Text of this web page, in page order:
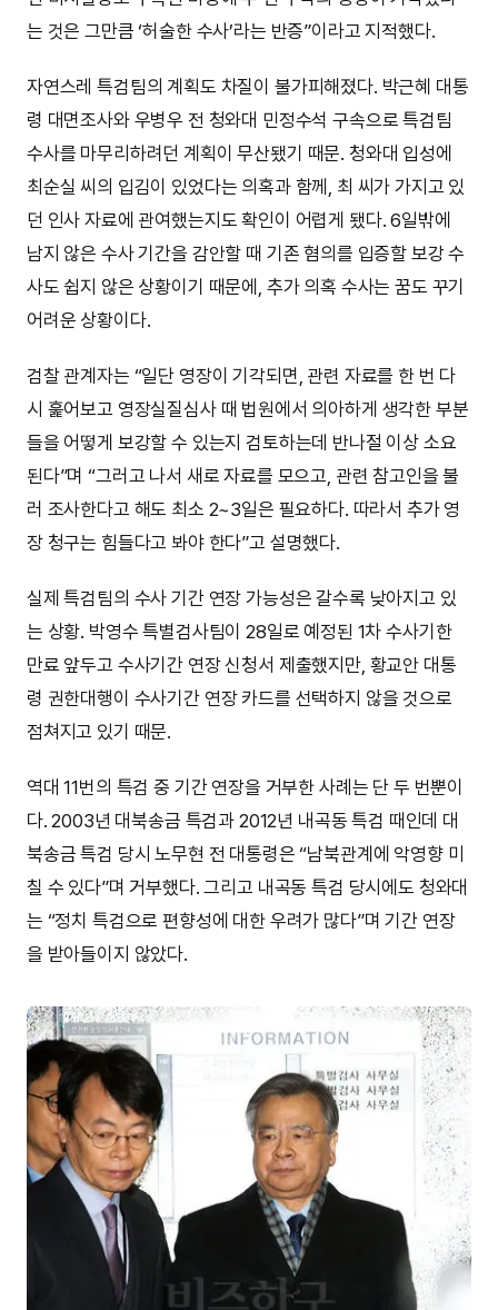
는 것은 그만큼 ‘허술한 수사’라는 반증”이라고 지적했다.
자연스레 특검팀의 계획도 차질이 불가피해졌다. 박근혜 대통
령 대면조사와 우병우 전 청와대 민정수석 구속으로 특검팀
수사를 마무리하려던 계획이 무산됐기 때문. 청와대 입성에
최순실 씨의 입김이 있었다는 의혹과 함께, 최 씨가 가지고 있
던 인사 자료에 관여했는지도 확인이 어렵게 됐다. 6일밖에
남지 않은 수사 기간을 감안할 때 기존 혐의를 입증할 보강 수
사도 쉽지 않은 상황이기 때문에, 추가 의혹 수사는 꿈도 꾸기
어려운 상황이다.
검찰 관계자는 “일단 영장이 기각되면, 관련 자료를 한 번 다
시 훑어보고 영장실질심사 때 법원에서 의아하게 생각한 부분
들을 어떻게 보강할 수 있는지 검토하는데 반나절 이상 소요
된다”며 “그러고 나서 새로 자료를 모으고, 관련 참고인을 불
러 조사한다고 해도 최소 2~3일은 필요하다. 따라서 추가 영
장 청구는 힘들다고 봐야 한다”고 설명했다.
실제 특검팀의 수사 기간 연장 가능성은 갈수록 낮아지고 있
는 상황. 박영수 특별검사팀이 28일로 예정된 1차 수사기한
만료 앞두고 수사기간 연장 신청서 제출했지만, 황교안 대통
령 권한대행이 수사기간 연장 카드를 선택하지 않을 것으로
점쳐지고 있기 때문.
역대 11번의 특검 중 기간 연장을 거부한 사례는 단 두 번뿐이
다. 2003년 대북송금 특검과 2012년 내곡동 특검 때인데 대
북송금 특검 당시 노무현 전 대통령은 “남북관계에 악영향 미
칠 수 있다”며 거부했다. 그리고 내곡동 특검 당시에도 청와대
는 “정치 특검으로 편향성에 대한 우려가 많다”며 기간 연장
을 받아들이지 않았다.